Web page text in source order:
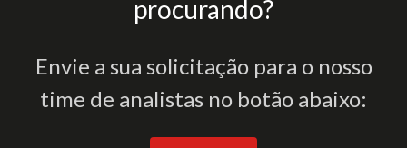
procurando?
Envie a sua solicitação para o nosso
time de analistas no botão abaixo: